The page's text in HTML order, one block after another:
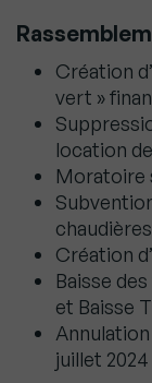
Création
vert »
location
Moratoire
Création
Baisse
et Baisse
Annulation
juillet